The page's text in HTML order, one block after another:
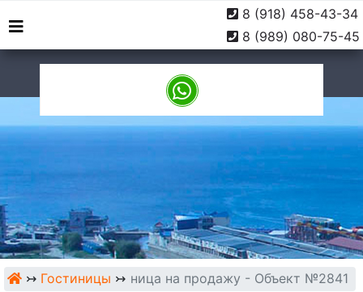
9:00 -
18:00
8 (918) 458-43-34
8 (989) 080-75-45
↣ Гостиницы ↣
Гостиница на продажу - Объект №2841